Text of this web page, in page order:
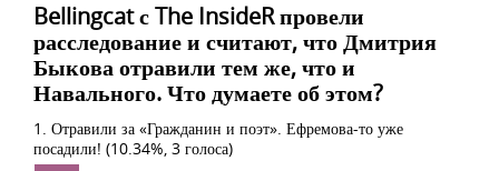
Bellingcat с The InsideR провели
расследование и считают, что Дмитрия
Быкова отравили тем же, что и
Навального. Что думаете об этом?
1. Отравили за «Гражданин и поэт». Ефремова-то уже
посадили! (10.34%, 3 голоса)